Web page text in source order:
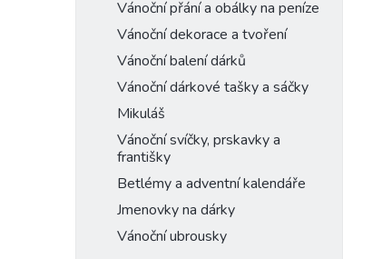
Vánoční přání a obálky na peníze
Vánoční dekorace a tvoření
Vánoční balení dárků
Vánoční dárkové tašky a sáčky
Mikuláš
Vánoční svíčky, prskavky a
františky
Betlémy a adventní kalendáře
Jmenovky na dárky
Vánoční ubrousky